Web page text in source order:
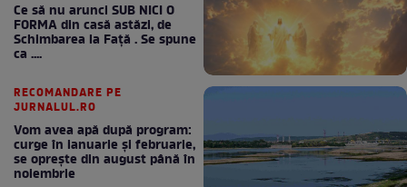
Ce să nu arunci SUB NICI O
FORMA din casă astăzi, de
Schimbarea la Față . Se spune
ca ....
RECOMANDARE PE
JURNALUL.RO
Vom avea apă după program:
curge în ianuarie și februarie,
se oprește din august până în
noiembrie